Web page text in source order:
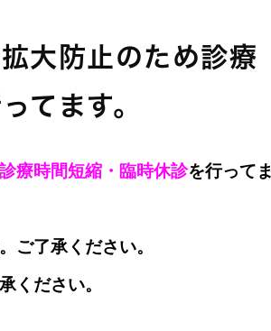
大防止のため診療
てます。
診療時間短縮・臨時休診を行ってま
ご了承ください。
ください。